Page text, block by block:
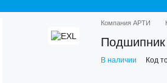
Компания АРТИ
Подшипник
В наличии Код